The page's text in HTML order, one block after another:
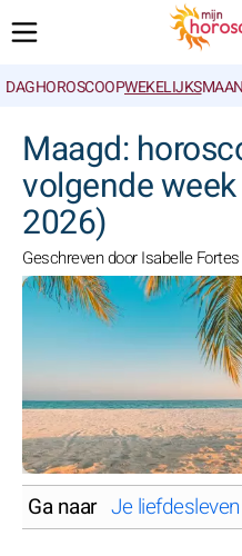
DAGHOROSCOOPWEKELIJKS
Maagd:
volgende
2026)
Geschreven door Isabelle Fortes
Ga naar Je